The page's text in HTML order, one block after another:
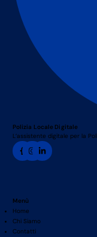
Polizia Locale Digitale
L’assistente digitale per la
Menù
Home
Chi Siamo
Contatti